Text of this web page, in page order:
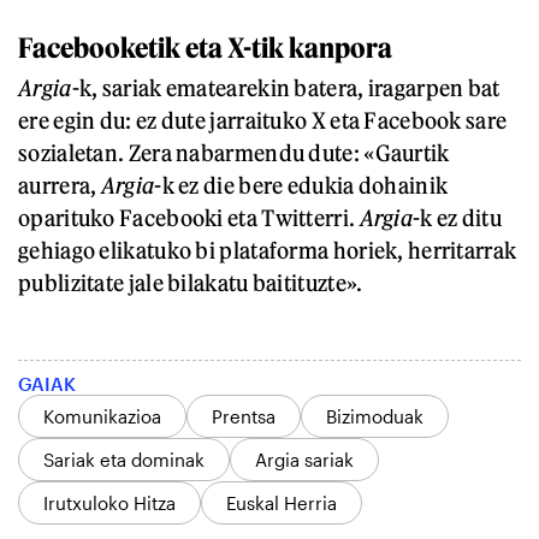
Facebooketik eta X-tik kanpora
Argia-k, sariak ematearekin batera, iragarpen bat
ere egin du: ez dute jarraituko X eta Facebook sare
sozialetan. Zera nabarmendu dute: «Gaurtik
aurrera, Argia-k ez die bere edukia dohainik
oparituko Facebooki eta Twitterri. Argia-k ez ditu
gehiago elikatuko bi plataforma horiek, herritarrak
publizitate jale bilakatu baitituzte».
GAIAK
Komunikazioa
Prentsa
Bizimoduak
Sariak eta dominak
Argia sariak
Irutxuloko Hitza
Euskal Herria